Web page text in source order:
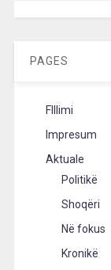
PAGES
FIllimi
Impresum
Aktuale
Politikë
Shoqëri
Në fokus
Kronikë